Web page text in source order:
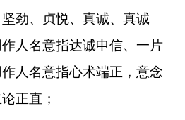
劲、贞悦、真诚、真诚
人名意指达诚申信、一片
人名意指心术端正，意念
正直；